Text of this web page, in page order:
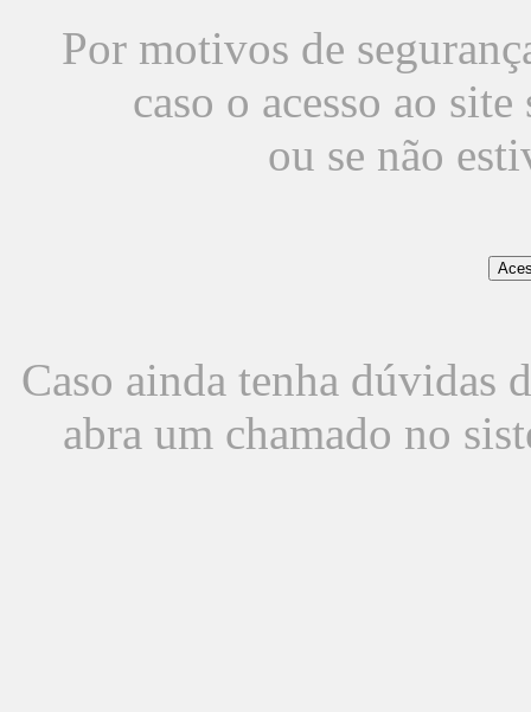
Por motivos de
caso o acesso ao
ou se não
Caso ainda tenha dúvidas
abra um chamado no